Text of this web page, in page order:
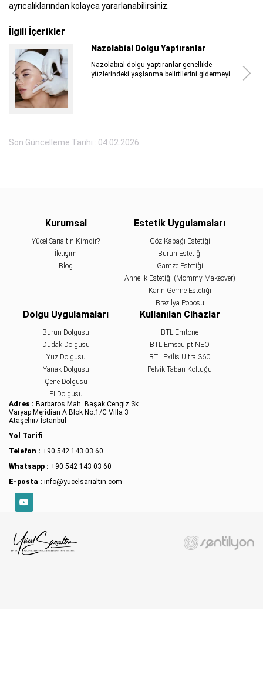
ayrıcalıklarından kolayca yararlanabilirsiniz.
İlgili İçerikler
Plastik Cerrahi Ben Aldırma Sonrası
Plastik cerrahi ben aldırma sonrası hem
benlerin değerlendirilmesi...
Son Güncelleme Tarihi : 04.02.2026
Kurumsal
Yücel Sarıaltın Kimdir?
İletişim
Blog
Estetik Uygulamaları
Göz Kapağı Estetiği
Burun Estetiği
Gamze Estetiği
Annelik Estetiği (Mommy Makeover)
Karın Germe Estetiği
Brezilya Poposu
Dolgu Uygulamaları
Burun Dolgusu
Dudak Dolgusu
Yüz Dolgusu
Yanak Dolgusu
Çene Dolgusu
El Dolgusu
Kullanılan Cihazlar
BTL Emtone
BTL Emsculpt NEO
BTL Exilis Ultra 360
Pelvik Taban Koltuğu
Adres : Barbaros Mah. Başak Cengiz Sk.
Varyap Meridian A Blok No:1/C Villa 3
Ataşehir/ İstanbul
Yol Tarifi
Telefon : +90 542 143 03 60
Whatsapp : +90 542 143 03 60
E-posta : info@yucelsarialtin.com
YouTube